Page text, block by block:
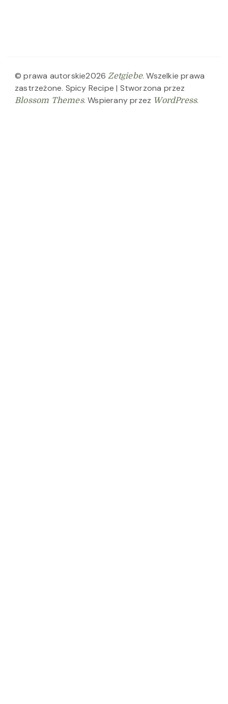
© prawa autorskie2026Zetgiebe. Wszelkie prawa
zastrzeżone. Spicy Recipe | Stworzona przez
Blossom Themes. Wspierany przez WordPress.